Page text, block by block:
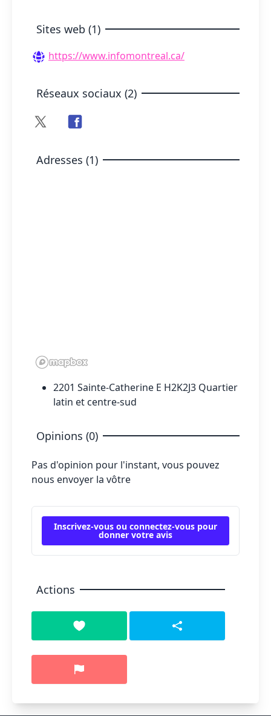
Sites web (1)
https://www.infomontreal.ca/
Réseaux sociaux (2)
Adresses (1)
2201 Sainte-Catherine E H2K2J3 Quartier
latin et centre-sud
Opinions (0)
Pas d'opinion pour l'instant, vous pouvez
nous envoyer la vôtre
Inscrivez-vous ou connectez-vous pour
donner votre avis
Actions